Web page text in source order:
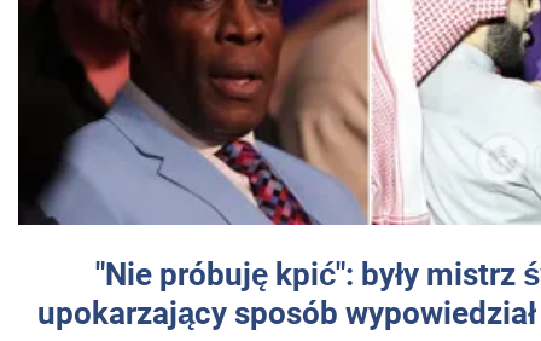
"Nie próbuję kpić": były mistrz
upokarzający sposób